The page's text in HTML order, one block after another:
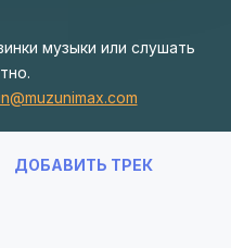
музыки или слушать
ДОБАВИТЬ ТРЕК